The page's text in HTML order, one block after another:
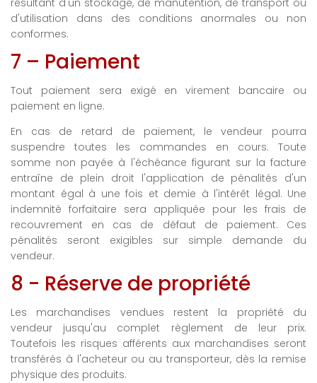
résultant d'un stockage, de manutention, de transport ou
d'utilisation dans des conditions anormales ou non
conformes.
7 – Paiement
Tout paiement sera exigé en virement bancaire ou
paiement en ligne.
En cas de retard de paiement, le vendeur pourra
suspendre toutes les commandes en cours. Toute
somme non payée à l'échéance figurant sur la facture
entraîne de plein droit l'application de pénalités d'un
montant égal à une fois et demie à l'intérêt légal. Une
indemnité forfaitaire sera appliquée pour les frais de
recouvrement en cas de défaut de paiement. Ces
pénalités seront exigibles sur simple demande du
vendeur.
8 - Réserve de propriété
Les marchandises vendues restent la propriété du
vendeur jusqu'au complet règlement de leur prix.
Toutefois les risques afférents aux marchandises seront
transférés à l'acheteur ou au transporteur, dès la remise
physique des produits.